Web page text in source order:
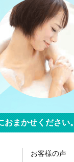
まかせください。
お客様の声